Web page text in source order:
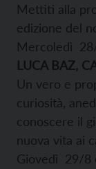
Mettiti alla
edizione del
Mercoledì
LUCA BAZ,
Un vero e
curiosità,
conoscere il
nuova vita ai
Giovedì 29/8